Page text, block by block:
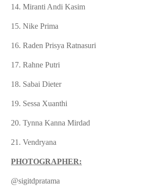
14. Miranti Andi Kasim
15. Nike Prima
16. Raden Prisya Ratnasuri
17. Rahne Putri
18. Sabai Dieter
19. Sessa Xuanthi
20. Tynna Kanna Mirdad
21. Vendryana
PHOTOGRAPHER:
@sigitdpratama